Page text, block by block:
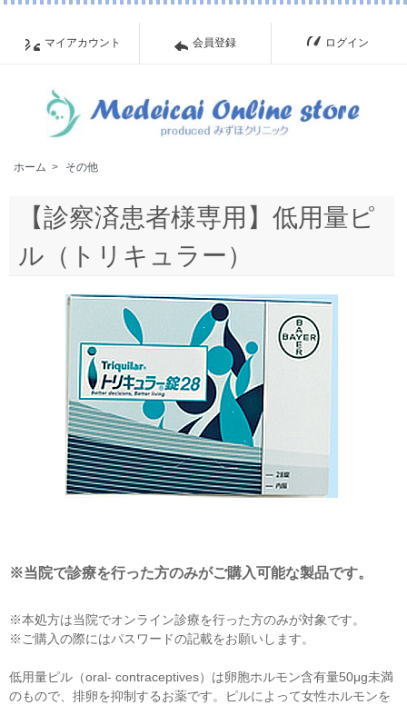
マイアカウント 会員登録 ログイン
ホーム > その他
【診察済患者様専用】低用量ピ
ル（トリキュラー）
※当院で診療を行った方のみがご購入可能な製品です。
※本処方は当院でオンライン診療を行った方のみが対象です。
※ご購入の際にはパスワードの記載をお願いします。
低用量ピル（oral- contraceptives）は卵胞ホルモン含有量50μg未満
のもので、排卵を抑制するお薬です。ピルによって女性ホルモンを